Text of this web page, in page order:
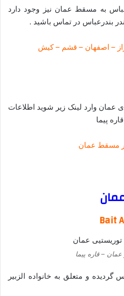
به مسقط عمان نیز وجود دارد
بندرعباس در تماس باشید .
– اصفهان – قشم – کیش
عمان وارد لینک زیر شوید اطلاعات
پیما
مسقط عمان
عمان – قاره پیما
در سال 1998 تاسیس گردیده و متعلق به خانواده الزبیر